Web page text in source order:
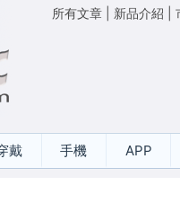
所有文章 新品介紹
戴 手機 APP